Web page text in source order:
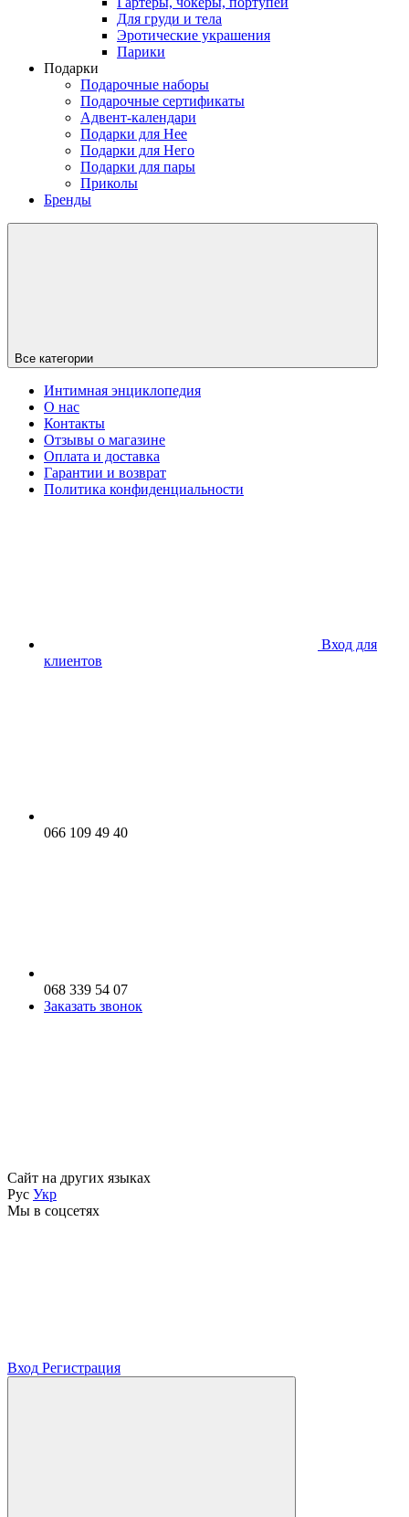
Для груди и тела
Эротические украшения
Парики
Подарки
Подарочные наборы
Подарочные сертификаты
Адвент-календари
Подарки для Нее
Подарки для Него
Подарки для пары
Приколы
Бренды
Все категории
Интимная энциклопедия
О нас
Контакты
Отзывы о магазине
Оплата и доставка
Гарантии и возврат
Политика конфиденциальности
Вход для
клиентов
066 109 49 40
068 339 54 07
Заказать звонок
Сайт на других языках
Рус Укр
Мы в соцсетях
Вход Регистрация